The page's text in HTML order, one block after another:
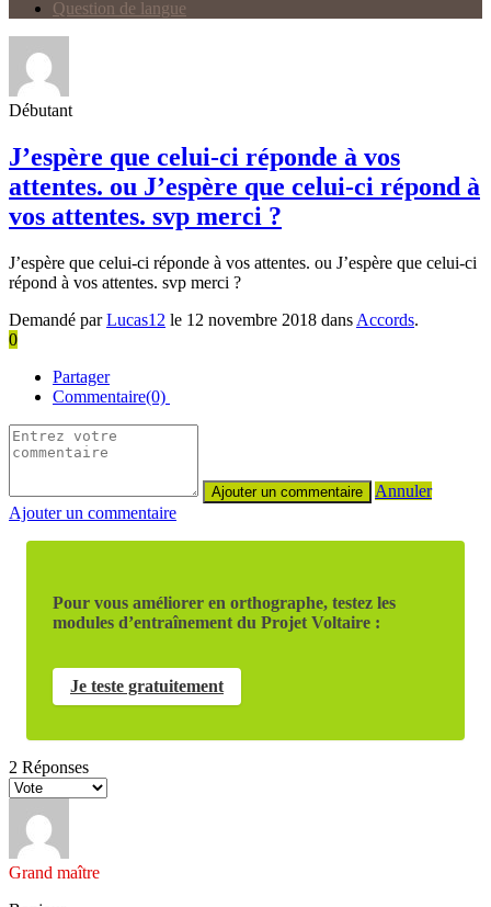
Question de langue
Débutant
J’espère que celui-ci réponde à vos
attentes. ou J’espère que celui-ci répond à
vos attentes. svp merci ?
J’espère que celui-ci réponde à vos attentes. ou J’espère que celui-ci
répond à vos attentes. svp merci ?
Demandé parLucas12 le 12 novembre 2018 dans Accords.
0
Partager
Commentaire(0)
Annuler
Ajouter un commentaire
Pour vous améliorer en orthographe, testez les
modules d’entraînement du Projet Voltaire :
Je teste gratuitement
2 Réponses
Grand maître